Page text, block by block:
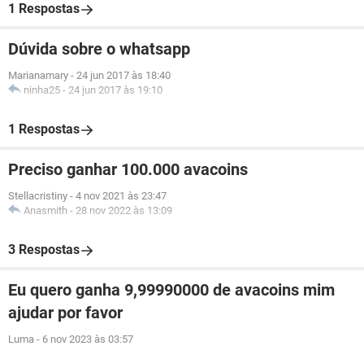
1 Respostas
Dúvida sobre o whatsapp
Marianamary - 24 jun 2017 às 18:40
ninha25 - 24 jun 2017 às 19:10
1 Respostas
Preciso ganhar 100.000 avacoins
Stellacristiny - 4 nov 2021 às 23:47
Anasmith - 28 nov 2022 às 13:09
3 Respostas
Eu quero ganha 9,99990000 de avacoins mim
ajudar por favor
Luma - 6 nov 2023 às 03:57